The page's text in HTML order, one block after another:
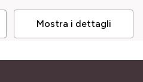
Mostra i dettagli